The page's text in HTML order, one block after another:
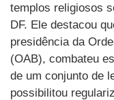
templos religiosos
DF. Ele destacou
presidência da
(OAB), combateu
de um conjunto de
possibilitou